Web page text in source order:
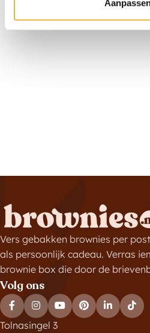
Vers gebakken brownies per
als persoonlijk cadeau. Verras
brownie box die door de
Volg ons
Tolnasingel 3